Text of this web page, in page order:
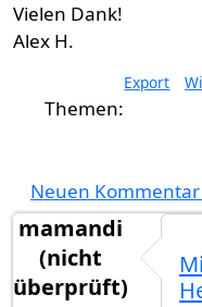
Vielen Dank!
Alex H.
Export
Neuen
mamandi
(nicht
überprüft)